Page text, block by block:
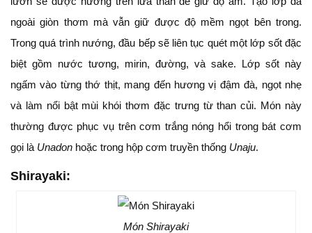
ngoài giòn thơm mà vẫn giữ được độ mềm ngọt bên trong.
Trong quá trình nướng, đầu bếp sẽ liên tục quét một lớp sốt đặc
biệt gồm nước tương, mirin, đường, và sake. Lớp sốt này
ngấm vào từng thớ thịt, mang đến hương vị đậm đà, ngọt nhẹ
và làm nổi bật mùi khói thơm đặc trưng từ than củi. Món này
thường được phục vụ trên cơm trắng nóng hổi trong bát cơm
gọi là Unadon hoặc trong hộp cơm truyền thống Unaju.
Shirayaki:
Món Shirayaki